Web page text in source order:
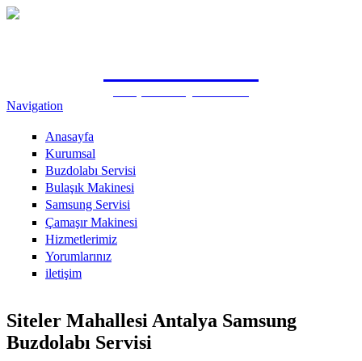
Ana içeriğe atla
Navigation
Anasayfa
Kurumsal
Buzdolabı Servisi
Bulaşık Makinesi
Samsung Servisi
Çamaşır Makinesi
Hizmetlerimiz
Yorumlarınız
iletişim
Siteler Mahallesi Antalya Samsung
Buzdolabı Servisi